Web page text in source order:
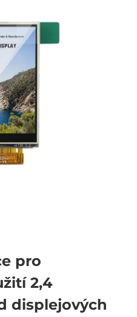
pro
2,4
displejových